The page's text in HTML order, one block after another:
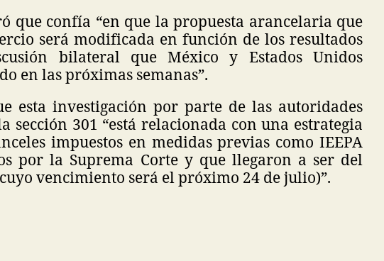
que confía “en que la propuesta arancelaria que
será modificada en función de los resultados
bilateral que México y Estados Unidos
en las próximas semanas”.
esta investigación por parte de las autoridades
sección 301 “está relacionada con una estrategia
impuestos en medidas previas como IEEPA
por la Suprema Corte y que llegaron a ser del
vencimiento será el próximo 24 de julio)”.